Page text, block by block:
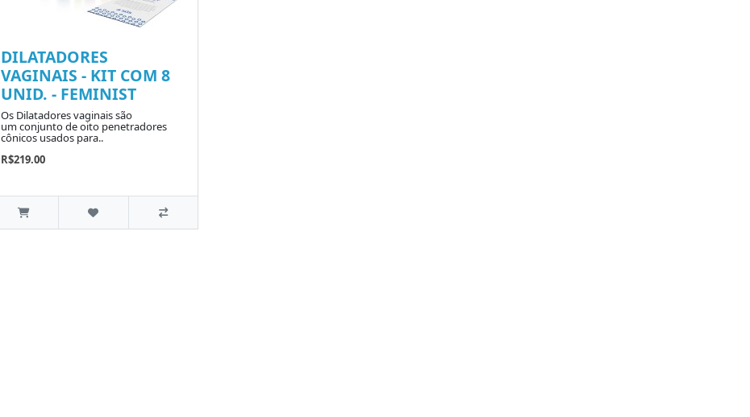
DILATADORES
VAGINAIS - KIT COM 8
UNID. - FEMINIST
Os Dilatadores vaginais são
um conjunto de oito penetradores
cônicos usados para..
R$219.00